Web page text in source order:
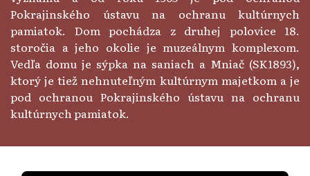
Pokrajinského ústavu na ochranu kultúrnych
pamiatok. Dom pochádza z druhej polovice 18.
storočia a jeho okolie je muzeálnym komplexom.
Vedľa domu je sýpka na saniach a Mniač (SK1893),
ktorý je tiež nehnuteľným kultúrnym majetkom a je
pod ochranou Pokrajinského ústavu na ochranu
kultúrnych pamiatok.